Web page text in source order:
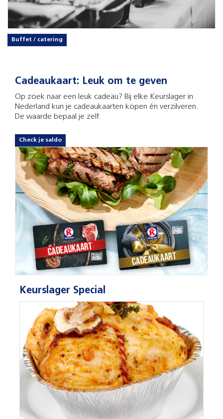
Buffet / catering
Cadeaukaart: Leuk om te geven
Op zoek naar een leuk cadeau? Bij elke Keurslager in
Nederland kun je cadeaukaarten kopen én verzilveren.
De waarde bepaal je zelf.
Check je saldo
Keurslager Special